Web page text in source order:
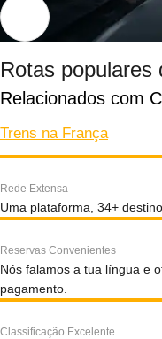
Rotas populares
Relacionados com
Trens na França
Rede Extensa
Uma plataforma, 34+
Reservas Convenientes
Nós falamos a tua língua e
pagamento.
Classificação Excelente